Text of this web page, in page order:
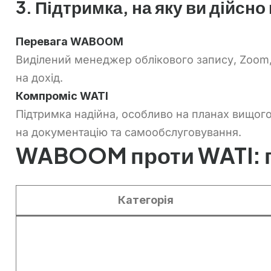
3. Підтримка, на яку ви
Перевага WABOOM
Виділений менеджер облікового запису,
на дохід.
Компроміс WATI
Підтримка надійна, особливо на планах
на документацію та самообслуговування.
WABOOM проти WATI:
Категорія